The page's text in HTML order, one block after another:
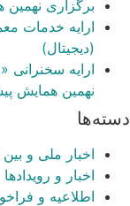
برگزاری
ارایه خدمات
(دیجیتال)
ارایه سخنرانی
نهمین همایش
دسته‌ها
اخبار ملی و بین
اخبار و رویدادها
اطلاعیه و